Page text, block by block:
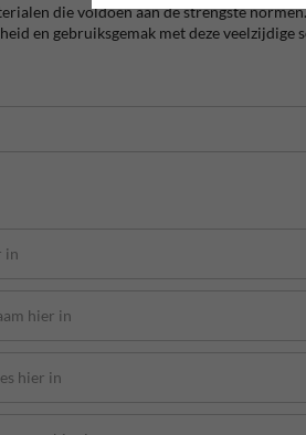
die voldoen aan de strengste
en gebruiksgemak met deze